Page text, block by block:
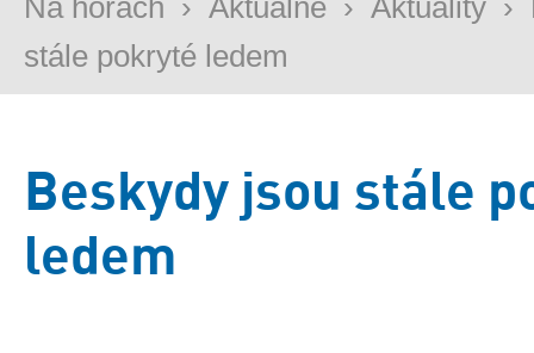
Na horách › Aktuálně › Aktuality ›
stále pokryté ledem
Beskydy jsou stále
ledem